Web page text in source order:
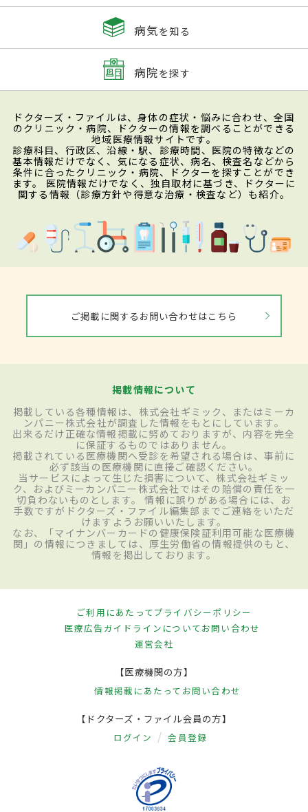
病気を知る
病院を探す
ドクターズ・ファイルは、身体の症状・悩みに合わせ、全国
のクリニック・病院、ドクターの情報を調べることができる
地域医療情報サイトです。
診療科目、行政区、沿線・駅、診療時間、医院の特徴などの
基本情報だけでなく、気になる症状、病名、検査名などから
条件に合ったクリニック・病院、ドクターを探すことができ
ます。 医院情報だけでなく、独自取材に基づき、ドクターに
関する情報（診療方針や得意な治療・検査など）も紹介。
ご掲載に関するお問い合わせはこちら
掲載情報について
掲載している各種情報は、株式会社ギミック、またはミーカ
ンパニー株式会社が調査した情報をもとにしています。
出来るだけ正確な情報掲載に努めておりますが、内容を完全
に保証するものではありません。
掲載されている医療機関へ受診を希望される場合は、事前に
必ず該当の医療機関に直接ご確認ください。
当サービスによって生じた損害について、株式会社ギミッ
ク、およびミーカンパニー株式会社ではその賠償の責任を一
切負わないものとします。 情報に誤りがある場合には、お
手数ですがドクターズ・ファイル編集部までご連絡をいただ
けますようお願いいたします。
なお、「マイナンバーカードの健康保険証利用可能な医療機
関」の情報につきましては、厚生労働省の情報提供のもと、
情報を掲出しております。
ご利用にあたってプライバシーポリシー
医療広告ガイドラインについてお問い合わせ
運営会社
【医療機関の方】
情報掲載にあたって お問い合わせ
【ドクターズ・ファイル会員の方】
ログイン 会員登録